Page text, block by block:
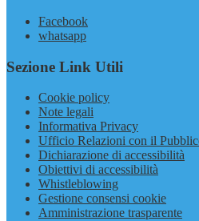
Facebook
whatsapp
Sezione Link Utili
Cookie policy
Note legali
Informativa Privacy
Ufficio Relazioni con il
Dichiarazione di accessibilità
Obiettivi di accessibilità
Whistleblowing
Gestione consensi cookie
Amministrazione trasparente